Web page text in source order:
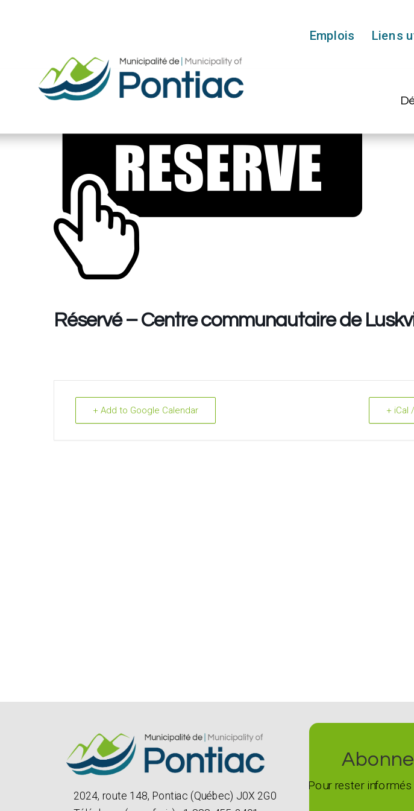
Emplois Liens
Réservé – Centre communautaire de
+ Add to Google Calendar + iCal
2024, route 148, Pontiac (Québec) J0X 2G0
Pour rester